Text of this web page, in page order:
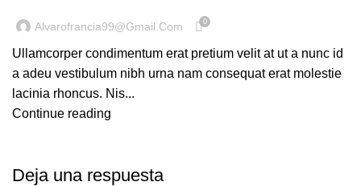
Alvarofrancia99@gmail.com 0
Ullamcorper condimentum erat pretium velit at ut a nunc id
a adeu vestibulum nibh urna nam consequat erat molestie
lacinia rhoncus. Nis...
Continue reading
Deja una respuesta